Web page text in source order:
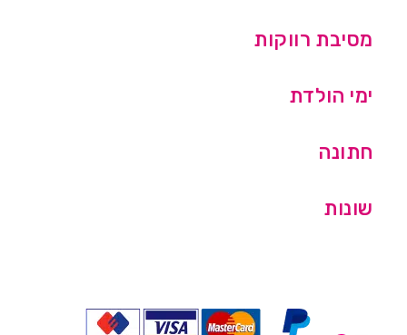
מסיבת רווקות
ימי הולדת
חתונה
שונות